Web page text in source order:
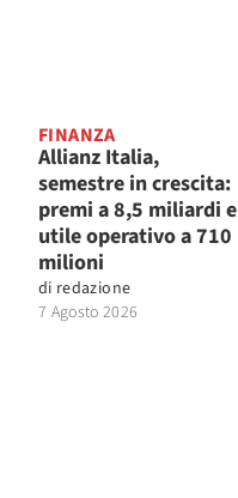
FINANZA
Allianz Italia,
semestre in crescita:
premi a 8,5 miliardi e
utile operativo a 710
milioni
di redazione
7 Agosto 2026